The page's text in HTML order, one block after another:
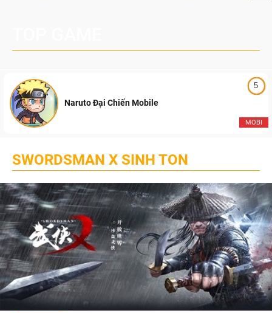
5
MOBI
Naruto Đại Chiến Mobile
SWORDSMAN X SINH TON